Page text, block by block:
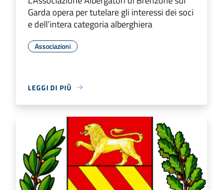
Garda opera per tutelare gli interessi dei soci
e dell’intera categoria alberghiera
Associazioni
LEGGI DI PIÙ